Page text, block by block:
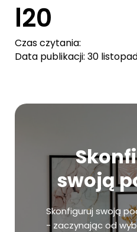
l20
Czas czytania:
Data publikacji: 30
swoją
Skonfiguruj swoją
- zaczynając od